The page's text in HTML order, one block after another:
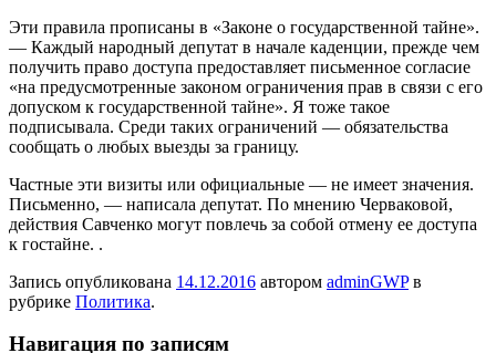
Эти правила прописаны в «Законе о государственной тайне».
— Каждый народный депутат в начале каденции, прежде чем
получить право доступа предоставляет письменное согласие
«на предусмотренные законом ограничения прав в связи с его
допуском к государственной тайне». Я тоже такое
подписывала. Среди таких ограничений — обязательства
сообщать о любых выезды за границу.
Частные эти визиты или официальные — не имеет значения.
Письменно, — написала депутат. По мнению Черваковой,
действия Савченко могут повлечь за собой отмену ее доступа
к гостайне. .
Запись опубликована 14.12.2016 автором adminGWPв
рубрике Политика.
Навигация по записям